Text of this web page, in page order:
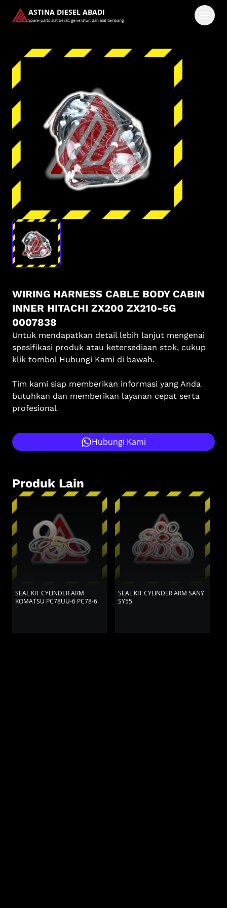
ASTINA DIESEL ABADI
Spare-parts alat berat, generator, dan alat tambang
Lanjutkan dengan Google
Dengan melanjutkan, kamu telah membaca dan setuju
denganKetentuan LayanandanKebijakan Privasi kami.
WIRING HARNESS CABLE BODY CABIN
INNER HITACHI ZX200 ZX210-5G
0007838
Untuk mendapatkan detail lebih lanjut mengenai
spesifikasi produk atau ketersediaan stok, cukup
klik tombol Hubungi Kami di bawah.
Tim kami siap memberikan informasi yang Anda
butuhkan dan memberikan layanan cepat serta
profesional
Hubungi Kami
Produk Lain
SEAL KIT CYLINDER ARM
KOMATSU PC78UU-6 PC78-6
SEAL KIT CYLINDER ARM SANY
SY55